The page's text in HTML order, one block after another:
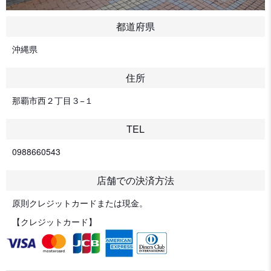
都道府県
沖縄県
住所
那覇市西２丁目３−１
TEL
0988660543
店舗での決済方法
原則クレジットカードまたは現金。
【クレジットカード】